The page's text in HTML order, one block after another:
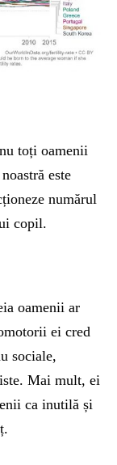
toți oamenii
este
numărul
copil.
oamenii ar
ei cred
sociale,
Mai mult, ei
ca inutilă și